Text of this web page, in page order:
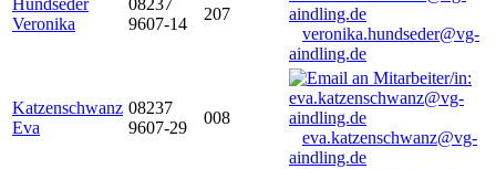
Hundseder
Veronika
08237
9607-14
207
veronika.hundseder@vg-
aindling.de
Katzenschwanz
Eva
08237
9607-29
008
eva.katzenschwanz@vg-
aindling.de